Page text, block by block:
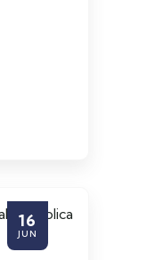
16
JUN